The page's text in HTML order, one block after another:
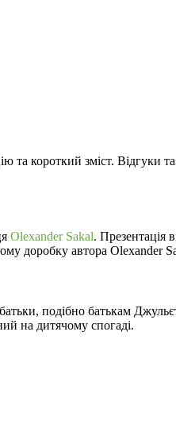
та короткий зміст. Відгуки
Olexander Sakal. Презентація
доробку автора Olexander
подібно батькам
на дитячому спогаді.